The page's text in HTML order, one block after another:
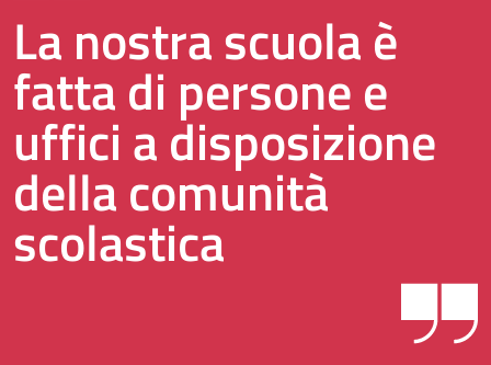
La nostra scuola è
fatta di persone e
uffici a disposizione
della comunità
scolastica